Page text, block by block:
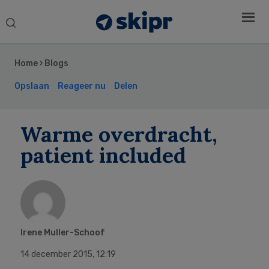
Search
Home › Blogs
Opslaan Reageer nu Delen
Warme overdracht,
patient included
Irene Muller-Schoof
14 december 2015, 12:19
Sidebar